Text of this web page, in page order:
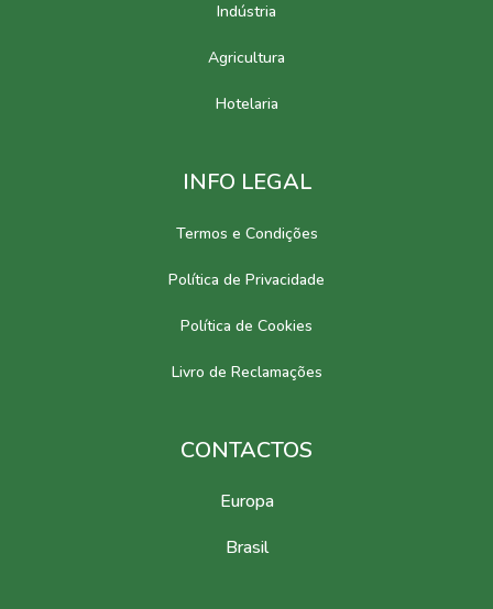
Indústria
Agricultura
Hotelaria
INFO LEGAL
Termos e Condições
Política de Privacidade
Política de Cookies
Livro de Reclamações
CONTACTOS
Europa
Brasil